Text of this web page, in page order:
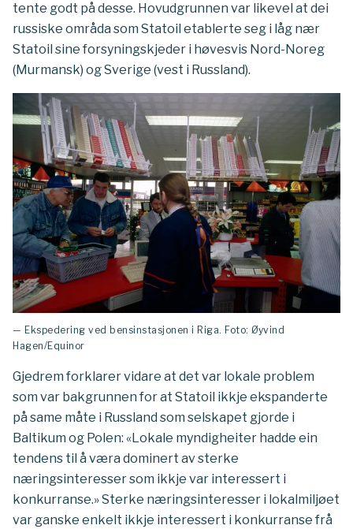
tente godt på desse. Hovudgrunnen var likevel at dei
russiske områda som Statoil etablerte seg i låg nær
Statoil sine forsyningskjeder i høvesvis Nord-Noreg
(Murmansk) og Sverige (vest i Russland).
— Ekspedering ved bensinstasjonen i Riga. Foto: Øyvind
Hagen/Equinor
Gjedrem forklarer vidare at det var lokale problem
som var bakgrunnen for at Statoil ikkje ekspanderte
på same måte i Russland som selskapet gjorde i
Baltikum og Polen: «Lokale myndigheiter hadde ein
tendens til å væra dominert av sterke
næringsinteresser som ikkje var interessert i
konkurranse.» Sterke næringsinteresser i lokalmiljøet
var ganske enkelt ikkje interessert i konkurranse frå